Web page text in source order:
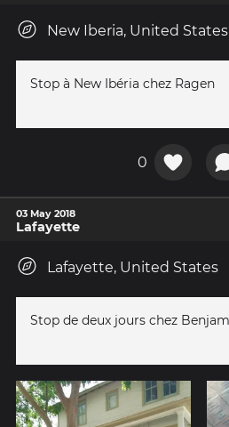
New Iberia, United States
Stop à New Ibéria chez Ragen
0
03 May 2018
Lafayette
Lafayette, United States
Stop de deux jours chez